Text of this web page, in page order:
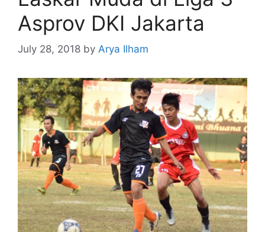
Asprov DKI Jakarta
July 28, 2018 by Arya Ilham